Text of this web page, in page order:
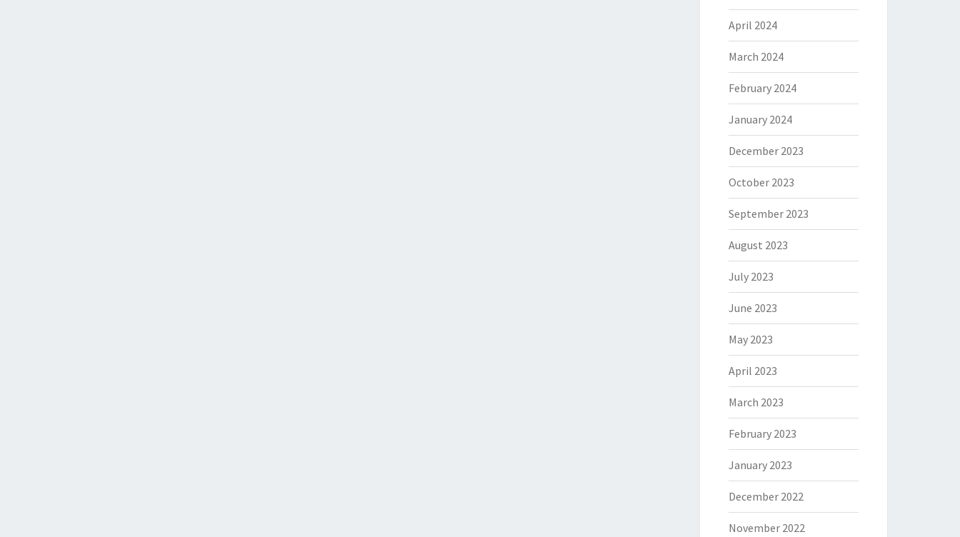
April 2024
March 2024
February 2024
January 2024
December 2023
October 2023
September 2023
August 2023
July 2023
June 2023
May 2023
April 2023
March 2023
February 2023
January 2023
December 2022
November 2022